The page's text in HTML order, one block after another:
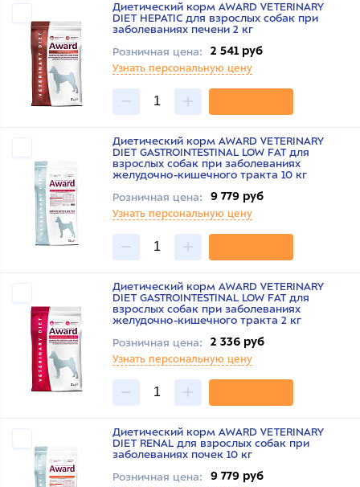
Диетический корм AWARD VETERINARY
DIET HEPATIC для взрослых собак при
заболеваниях печени 2 кг
Розничная цена:
2 541 руб
Узнать персональную цену
Диетический корм AWARD VETERINARY
DIET GASTROINTESTINAL LOW FAT для
взрослых собак при заболеваниях
желудочно-кишечного тракта 10 кг
Розничная цена:
9 779 руб
Узнать персональную цену
Диетический корм AWARD VETERINARY
DIET GASTROINTESTINAL LOW FAT для
взрослых собак при заболеваниях
желудочно-кишечного тракта 2 кг
Розничная цена:
2 336 руб
Узнать персональную цену
Диетический корм AWARD VETERINARY
DIET RENAL для взрослых собак при
заболеваниях почек 10 кг
Розничная цена:
9 779 руб